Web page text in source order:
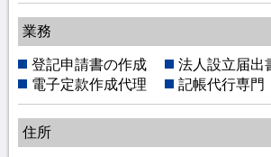
業務
登記申請書の作成
法人設立届出
電子定款作成代理
記帳代行専門
住所